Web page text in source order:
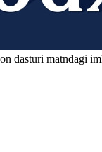
dasturi matndagi